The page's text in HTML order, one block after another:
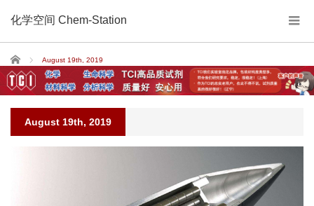
化学空间 Chem-Station
Home August 19th, 2019
August 19th, 2019